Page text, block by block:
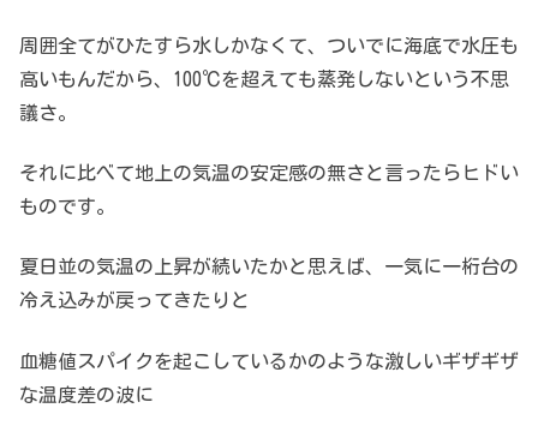
周囲全てがひたすら水しかなくて、ついでに海底で水圧も
高いもんだから、100℃を超えても蒸発しないという不思
議さ。
それに比べて地上の気温の安定感の無さと言ったらヒドい
ものです。
夏日並の気温の上昇が続いたかと思えば、一気に一桁台の
冷え込みが戻ってきたりと
血糖値スパイクを起こしているかのような激しいギザギザ
な温度差の波に